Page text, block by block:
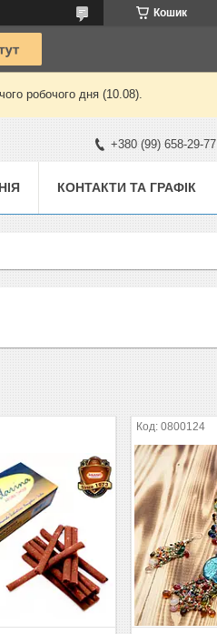
Кошик
робочого дня (10.08).
+380 (99) 658-29-77
КОНТАКТИ ТА ГРАФІК
0800124